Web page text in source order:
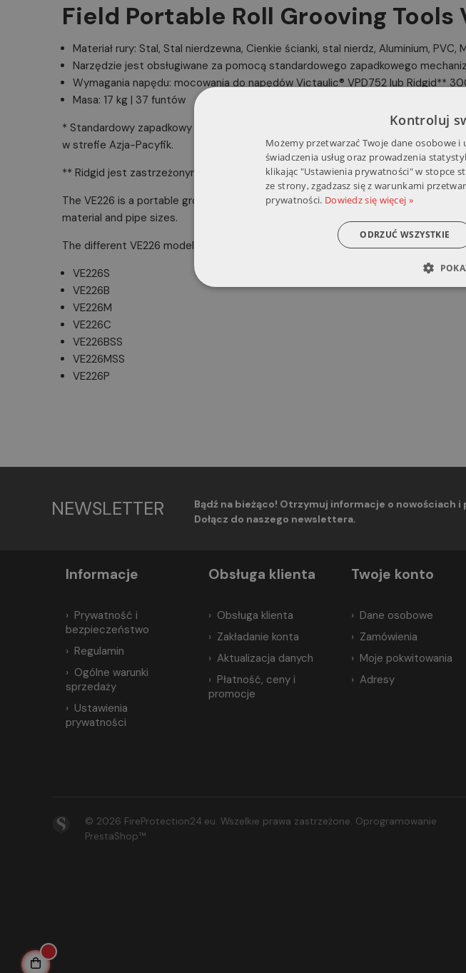
Field Portable Roll Grooving Tools
Materiał rury: Stal, Stal nierdzewna, Cienkie ścianki, stal nierdz, Aluminium, PVC,
Narzędzie jest obsługiwane za pomocą standardowego zapadkowego
Wymagania napędu: mocowania do napędów Victaulic® VPD752 lub Ridgid**
Masa: 17 kg | 37 funtów
* Standardowy zapadkowy mechanizm napędowy 9,5mm | 3 ⁄8" jest dołączony
w strefie Azja-Pacyfik.
** Ridgid jest zastrzeżonym znakiem towarowym firmy Ridge Tool Company
The VE226 is a portable grooving tool that mounts to a Victaulic VPD752 or
material and pipe sizes.
The different VE226 model names are as follows:
VE226S
VE226B
VE226M
VE226C
VE226BSS
VE226MSS
VE226P
NEWSLETTER
Bądź na bieżąco! Otrzymuj informacje o nowościach
Dołącz do naszego newslettera.
Informacje
Prywatność i
bezpieczeństwo
Regulamin
Ogólne warunki
sprzedaży
Ustawienia
prywatności
Obsługa klienta
Obsługa klienta
Zakładanie konta
Aktualizacja danych
Płatność, ceny i
promocje
Twoje konto
Dane osobowe
Zamówienia
Moje pokwitowania
Adresy
© 2026 FireProtection24.eu. Wszelkie prawa zastrzeżone. Oprogramowanie
PrestaShop™
Kontroluj
Możemy przetwarzać Twoje dane osobowe
świadczenia usług oraz prowadzenia
klikając "Ustawienia prywatności" w stopce
ze strony, zgadzasz się z warunkami
prywatności. Dowiedz się więcej »
ODRZUĆ WSZYSTKIE